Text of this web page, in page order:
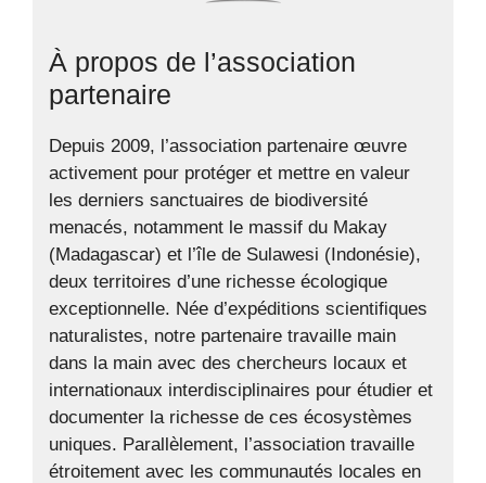
À propos de l’association
partenaire
Depuis 2009, l’association partenaire œuvre
activement pour protéger et mettre en valeur
les derniers sanctuaires de biodiversité
menacés, notamment le massif du Makay
(Madagascar) et l’île de Sulawesi (Indonésie),
deux territoires d’une richesse écologique
exceptionnelle. Née d’expéditions scientifiques
naturalistes, notre partenaire travaille main
dans la main avec des chercheurs locaux et
internationaux interdisciplinaires pour étudier et
documenter la richesse de ces écosystèmes
uniques. Parallèlement, l’association travaille
étroitement avec les communautés locales en